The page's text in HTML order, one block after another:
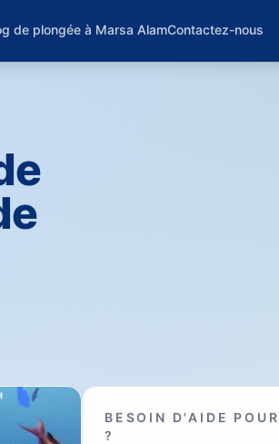
de plongée à Marsa AlamContactez-nous
BESOIN D'AIDE
?